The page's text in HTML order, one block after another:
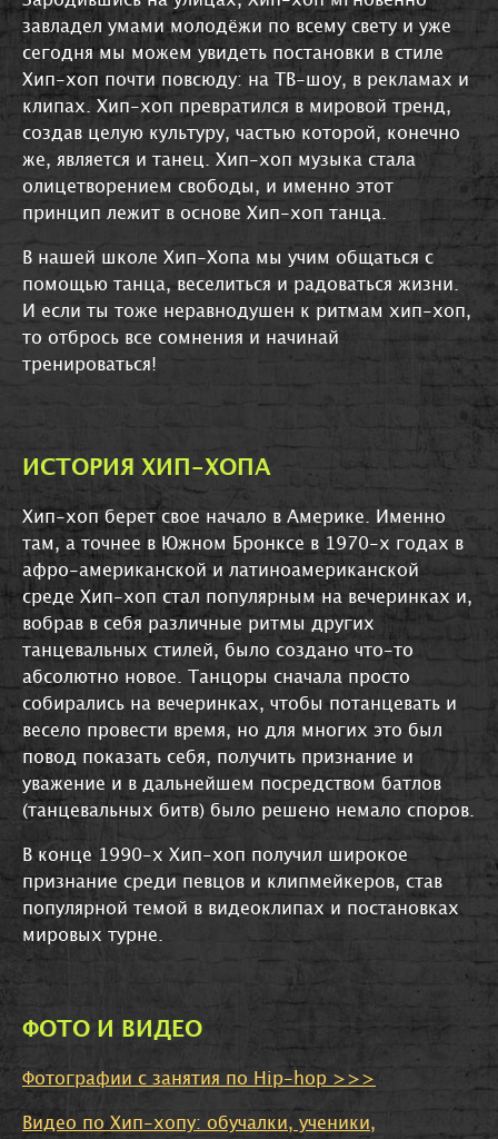
завладел умами молодёжи по всему свету и уже
сегодня мы можем увидеть постановки в стиле
Хип-хоп почти повсюду: на ТВ-шоу, в рекламах и
клипах. Хип-хоп превратился в мировой тренд,
создав целую культуру, частью которой, конечно
же, является и танец. Хип-хоп музыка стала
олицетворением свободы, и именно этот
принцип лежит в основе Хип-хоп танца.
В нашей школе Хип-Хопа мы учим общаться с
помощью танца, веселиться и радоваться жизни.
И если ты тоже неравнодушен к ритмам хип-хоп,
то отбрось все сомнения и начинай
тренироваться!
ИСТОРИЯ ХИП-ХОПА
Хип-хоп берет свое начало в Америке. Именно
там, а точнее в Южном Бронксе в 1970-х годах в
афро-американской и латиноамериканской
среде Хип-хоп стал популярным на вечеринках и,
вобрав в себя различные ритмы других
танцевальных стилей, было создано что-то
абсолютно новое. Танцоры сначала просто
собирались на вечеринках, чтобы потанцевать и
весело провести время, но для многих это был
повод показать себя, получить признание и
уважение и в дальнейшем посредством батлов
(танцевальных битв) было решено немало споров.
В конце 1990-х Хип-хоп получил широкое
признание среди певцов и клипмейкеров, став
популярной темой в видеоклипах и постановках
мировых турне.
ФОТО И ВИДЕО
Фотографии с занятия по Hip-hop >>>
Видео по Хип-хопу: обучалки, ученики,